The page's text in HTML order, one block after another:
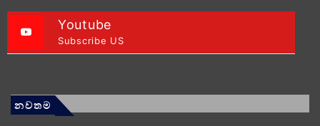
Youtube
Subscribe US
නවතම